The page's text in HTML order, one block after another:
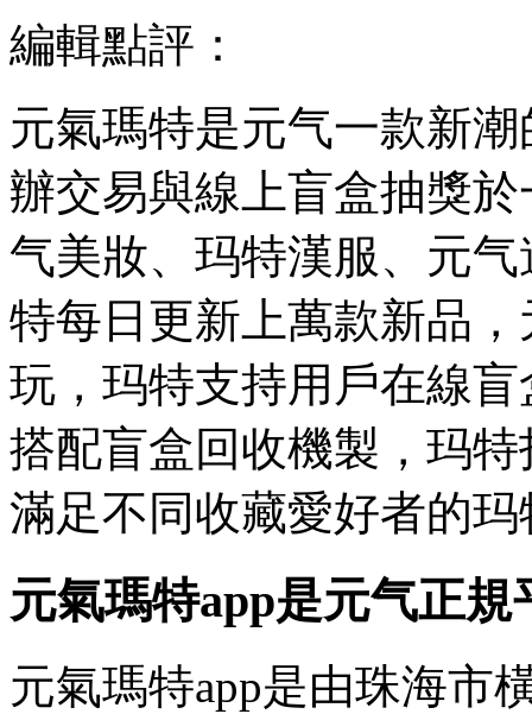
編輯點評：
元氣瑪特是元气一款新
辦交易與線上盲盒抽獎
气美妝、玛特漢服、元
特每日更新上萬款新品
玩，玛特支持用戶在線
搭配盲盒回收機製，玛
滿足不同收藏愛好者的
元氣瑪特app是元气正規
元氣瑪特app是由珠海市